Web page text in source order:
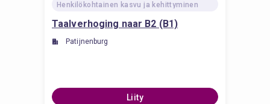
Henkilökohtainen kasvu ja kehittyminen
Taalverhoging naar B2 (B1)
Patijnenburg
Liity